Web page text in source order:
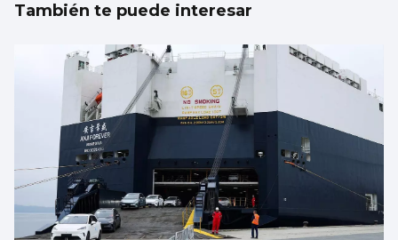
También te puede interesar